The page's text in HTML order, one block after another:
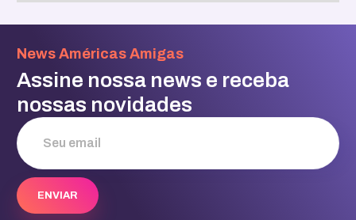
News Américas Amigas
Assine nossa news e receba
nossas novidades